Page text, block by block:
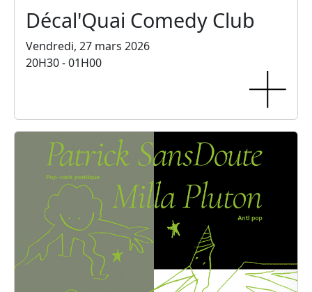
Décal'Quai Comedy Club
Vendredi, 27 mars 2026
20H30 - 01H00